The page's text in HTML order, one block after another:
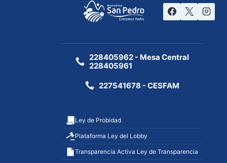
228405962 - Mesa Central
228405961
227541678 - CESFAM
Ley de Probidad
Plataforma Ley del Lobby
Transparencia Activa Ley de Transparencia